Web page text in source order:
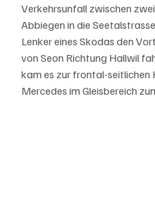
Verkehrsunfall zwischen
Abbiegen in die
Lenker eines Skodas den
von Seon Richtung Hallwil
kam es zur frontal-seitlichen
Mercedes im Gleisbereich